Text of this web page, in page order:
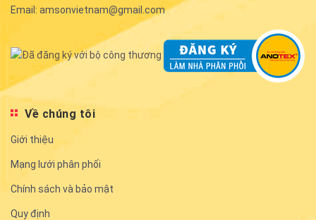
Email: amsonvietnam@gmail.com
Về chúng tôi
Giới thiệu
Mạng lưới phân phối
Chính sách và bảo mật
Quy định